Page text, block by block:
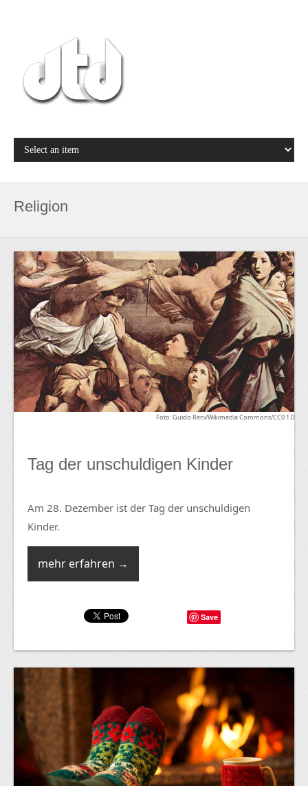
Religion
Foto: Guido Reni/Wikimedia Commons/CC0 1.0
Tag der unschuldigen Kinder
Am 28. Dezember ist der Tag der unschuldigen
Kinder.
mehr erfahren →
Save